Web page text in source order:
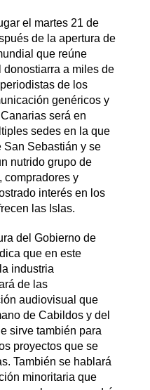
el martes 21 de
de la apertura de
que reúne
donostiarra a miles de
de los
genéricos y
será en
sedes en la que
San Sebastián y se
nutrido grupo de
compradores y
interés en los
las Islas.
del Gobierno de
que en este
industria
de las
audiovisual que
de Cabildos y del
sirve también para
proyectos que se
También se hablará
minoritaria que